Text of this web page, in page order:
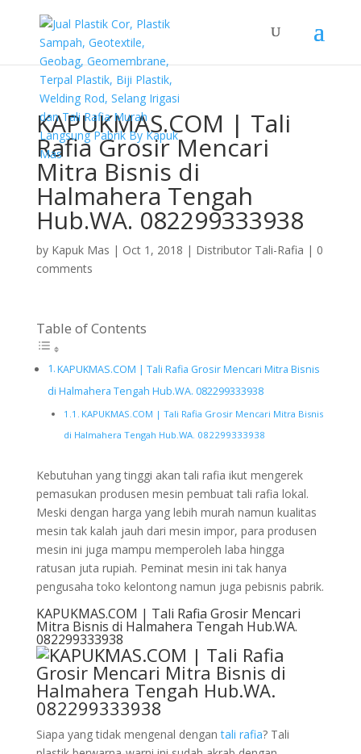
KAPUKMAS.COM | Tali
Rafia Grosir Mencari
Mitra Bisnis di
Halmahera Tengah
Hub.WA. 082299333938
by Kapuk Mas | Oct 1, 2018 | Distributor Tali-Rafia | 0
comments
Table of Contents
KAPUKMAS.COM | Tali Rafia Grosir Mencari Mitra Bisnis
di Halmahera Tengah Hub.WA. 082299333938
KAPUKMAS.COM | Tali Rafia Grosir Mencari Mitra Bisnis
di Halmahera Tengah Hub.WA. 082299333938
Kebutuhan yang tinggi akan tali rafia ikut mengerek
pemasukan produsen mesin pembuat tali rafia lokal.
Meski dengan harga yang lebih murah namun kualitas
mesin tak kalah jauh dari mesin impor, para produsen
mesin ini juga mampu memperoleh laba hingga
ratusan juta rupiah. Peminat mesin ini tak hanya
pengusaha toko kelontong namun juga pebisnis pabrik.
KAPUKMAS.COM | Tali Rafia Grosir Mencari
Mitra Bisnis di Halmahera Tengah Hub.WA.
082299333938
Siapa yang tidak mengenal dengantali rafia? Tali